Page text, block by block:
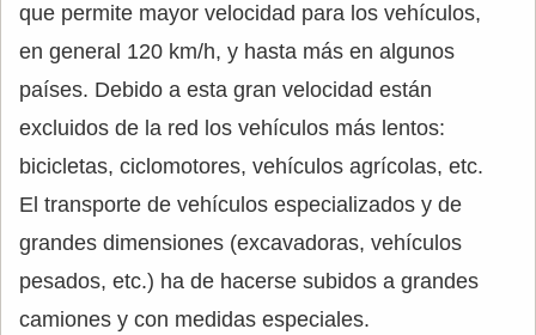
que permite mayor velocidad para los vehículos,
en general 120 km/h, y hasta más en algunos
países. Debido a esta gran velocidad están
excluidos de la red los vehículos más lentos:
bicicletas, ciclomotores, vehículos agrícolas, etc.
El transporte de vehículos especializados y de
grandes dimensiones (excavadoras, vehículos
pesados, etc.) ha de hacerse subidos a grandes
camiones y con medidas especiales.